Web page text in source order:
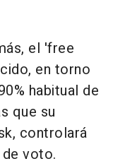
el 'free
en torno
habitual de
que su
controlará
voto.